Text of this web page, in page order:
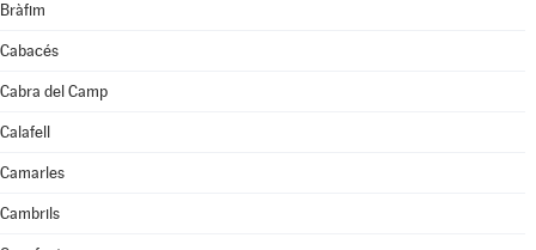
Bràfim
Cabacés
Cabra del Camp
Calafell
Camarles
Cambrils